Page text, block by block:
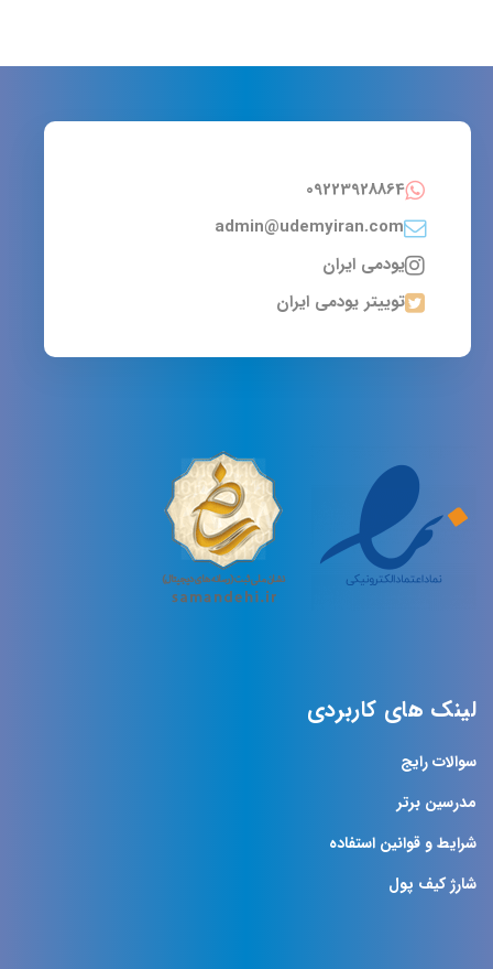
09223928864
admin@udemyiran.com
یودمی ایران
توییتر یودمی ایران
لینک های کاربردی
سوالات رایج
مدرسین برتر
شرایط و قوانین استفاده
شارژ کیف پول